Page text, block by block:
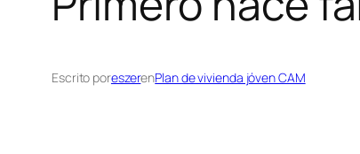
Escrito poreszerenPlan de vivienda jóven CAM